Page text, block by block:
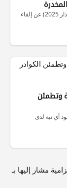
أعلنت قيادة شرطة محافظة الديوانية، اليوم السبت،( 29 آذار 2025) عن إلقاء
وتطمئن
أي نية لدى
مشار إليها بـ